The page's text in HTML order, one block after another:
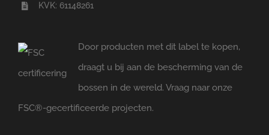
KVK: 61148261
Door producten met dit label te kopen,
draagt u bij aan de bescherming van de
bossen in de wereld. Vraag naar onze
FSC®-gecertificeerde projecten.